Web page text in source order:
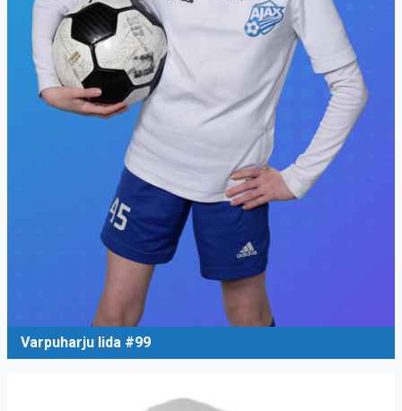
Varpuharju Iida #99